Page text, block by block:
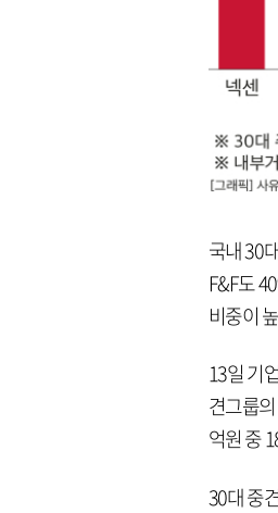
국내 30
F&F도
비중이
13일 기
견그룹
억원 중
30대 중